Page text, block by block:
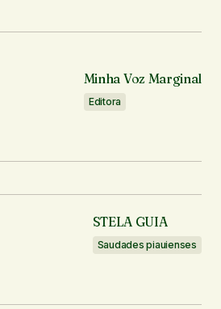
Minha Voz Marginal
Editora
STELA GUIA
Saudades piauienses